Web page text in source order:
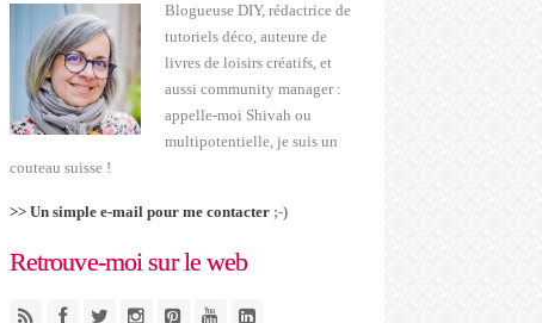
Blogueuse DIY, rédactrice de
tutoriels déco, auteure de
livres de loisirs créatifs, et
aussi community manager :
appelle-moi Shivah ou
multipotentielle, je suis un
couteau suisse !
>> Un simple e-mail pour me contacter;-)
Retrouve-moi sur le web